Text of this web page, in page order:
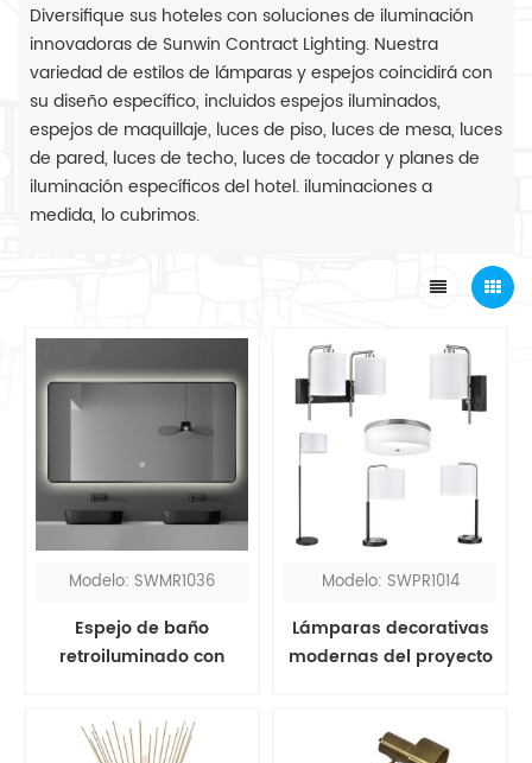
Diversifique sus hoteles con soluciones de iluminación
innovadoras de Sunwin Contract Lighting. Nuestra
variedad de estilos de lámparas y espejos coincidirá con
su diseño específico, incluidos espejos iluminados,
espejos de maquillaje, luces de piso, luces de mesa, luces
de pared, luces de techo, luces de tocador y planes de
iluminación específicos del hotel. iluminaciones a
medida, lo cubrimos.
Modelo: SWMR1036
Espejo de baño
retroiluminado con
mm rectangular
Modelo: SWPR1014
Lámparas decorativas
modernas del proyecto